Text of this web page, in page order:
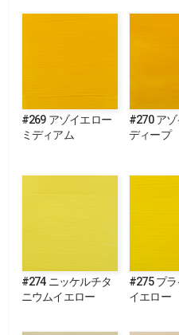
#269 アゾイエロー
ミディアム
#270 ア
ディープ
#274 ニッケルチタ
ニウムイエロー
#275 プ
イエロー